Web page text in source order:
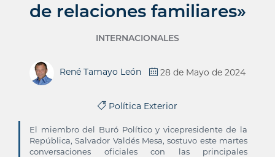
de relaciones familiares»
INTERNACIONALES
René Tamayo León 28 de Mayo de 2024
Política Exterior
El miembro del Buró Político y vicepresidente de la
República, Salvador Valdés Mesa, sostuvo este martes
conversaciones oficiales con las principales